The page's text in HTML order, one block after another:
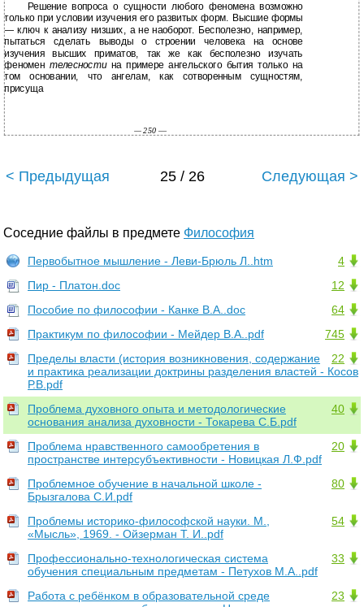
Решение вопроса о сущности любого феномена возможно
только при условии изучения его развитых форм. Высшие формы
— ключ к анализу низших, а не наоборот. Бесполезно, например,
пытаться сделать выводы о строении человека на основе
изучения высших приматов, так же как бесполезно изучать
феномен телесности на примере ангельского бытия только на
том основании, что ангелам, как сотворенным сущностям,
присуща
— 250—
< Предыдущая 25 / 26 Следующая >
Соседние файлы в предмете Философия
4
Первобытное мышление - Леви-Брюль Л..htm
12
Пир - Платон.doc
64
Пособие по философии - Канке В.А..doc
745
Практикум по философии - Мейдер В.А..pdf
22
Пределы власти (история возникновения, содержание
и практика реализации доктрины разделения властей - Косов
Р.В.pdf
40
Проблема духовного опыта и методологические
основания анализа духовности - Токарева С.Б.pdf
20
Проблема нравственного самообретения в
пространстве интерсубъективности - Новицкая Л.Ф.pdf
80
Проблемное обучение в начальной школе -
Брызгалова С.И.pdf
54
Проблемы историко-философской науки. М.,
«Мысль», 1969. - Ойзерман Т. И..pdf
33
Профессионально-технологическая система
обучения специальным предметам - Петухов М.А..pdf
23
Работа с ребёнком в образовательной среде